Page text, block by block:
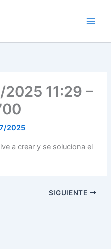
11:29 –
2025
a crear y se soluciona el
SIGUIENTE